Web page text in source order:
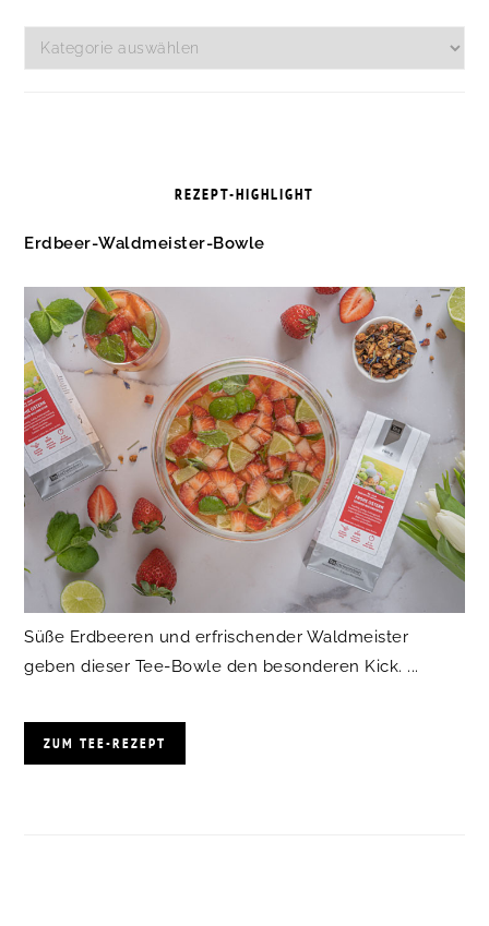
Kategorien
REZEPT-HIGHLIGHT
Erdbeer-Waldmeister-Bowle
Süße Erdbeeren und erfrischender Waldmeister
geben dieser Tee-Bowle den besonderen Kick. ...
ZUM TEE-REZEPT